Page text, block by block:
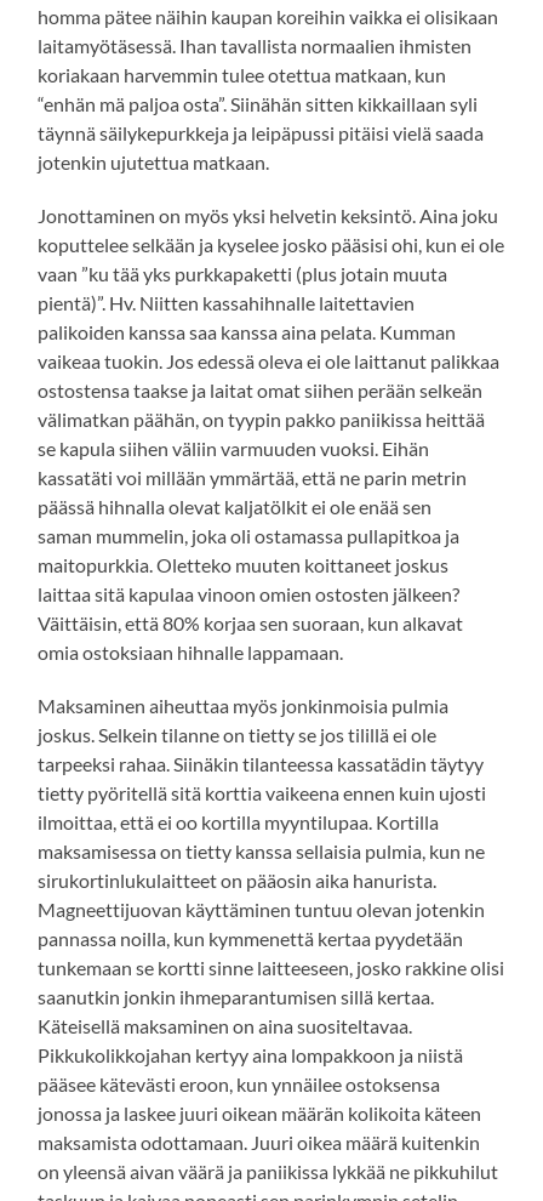
homma pätee näihin kaupan koreihin vaikka ei olisikaan
laitamyötäsessä. Ihan tavallista normaalien ihmisten
koriakaan harvemmin tulee otettua matkaan, kun
“enhän mä paljoa osta”. Siinähän sitten kikkaillaan syli
täynnä säilykepurkkeja ja leipäpussi pitäisi vielä saada
jotenkin ujutettua matkaan.
Jonottaminen on myös yksi helvetin keksintö. Aina joku
koputtelee selkään ja kyselee josko pääsisi ohi, kun ei ole
vaan ”ku tää yks purkkapaketti (plus jotain muuta
pientä)”. Hv. Niitten kassahihnalle laitettavien
palikoiden kanssa saa kanssa aina pelata. Kumman
vaikeaa tuokin. Jos edessä oleva ei ole laittanut palikkaa
ostostensa taakse ja laitat omat siihen perään selkeän
välimatkan päähän, on tyypin pakko paniikissa heittää
se kapula siihen väliin varmuuden vuoksi. Eihän
kassatäti voi millään ymmärtää, että ne parin metrin
päässä hihnalla olevat kaljatölkit ei ole enää sen
saman mummelin, joka oli ostamassa pullapitkoa ja
maitopurkkia. Oletteko muuten koittaneet joskus
laittaa sitä kapulaa vinoon omien ostosten jälkeen?
Väittäisin, että 80% korjaa sen suoraan, kun alkavat
omia ostoksiaan hihnalle lappamaan.
Maksaminen aiheuttaa myös jonkinmoisia pulmia
joskus. Selkein tilanne on tietty se jos tilillä ei ole
tarpeeksi rahaa. Siinäkin tilanteessa kassatädin täytyy
tietty pyöritellä sitä korttia vaikeena ennen kuin ujosti
ilmoittaa, että ei oo kortilla myyntilupaa. Kortilla
maksamisessa on tietty kanssa sellaisia pulmia, kun ne
sirukortinlukulaitteet on pääosin aika hanurista.
Magneettijuovan käyttäminen tuntuu olevan jotenkin
pannassa noilla, kun kymmenettä kertaa pyydetään
tunkemaan se kortti sinne laitteeseen, josko rakkine olisi
saanutkin jonkin ihmeparantumisen sillä kertaa.
Käteisellä maksaminen on aina suositeltavaa.
Pikkukolikkojahan kertyy aina lompakkoon ja niistä
pääsee kätevästi eroon, kun ynnäilee ostoksensa
jonossa ja laskee juuri oikean määrän kolikoita käteen
maksamista odottamaan. Juuri oikea määrä kuitenkin
on yleensä aivan väärä ja paniikissa lykkää ne pikkuhilut